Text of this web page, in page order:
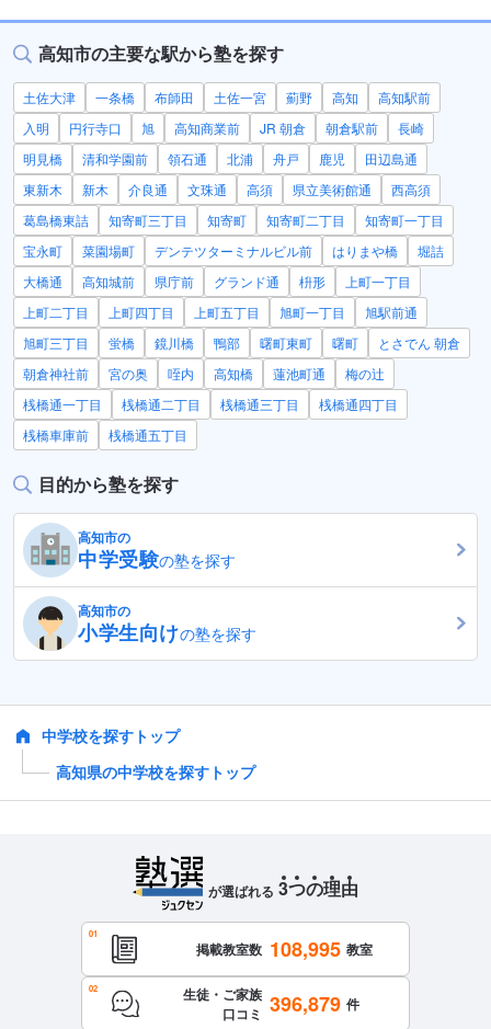
高知市の主要な駅から塾を探す
土佐大津 一条橋 布師田 土佐一宮 薊野 高知
高知駅前
入明
円行寺口 旭 高知商業前 JR 朝倉 朝倉駅前
長崎
明見橋
清和学園前 領石通 北浦 舟戸 鹿児
田辺島通
東新木
新木 介良通 文珠通 高須 県立美術館通
西高須
葛島橋東詰
知寄町三丁目 知寄町 知寄町二丁目
知寄町一丁目
宝永町
菜園場町 デンテツターミナルビル前 はりまや橋
堀詰
大橋通
高知城前 県庁前 グランド通 枡形
上町一丁目
上町二丁目
上町四丁目 上町五丁目 旭町一丁目
旭駅前通
旭町三丁目
蛍橋 鏡川橋 鴨部 曙町東町 曙町
とさでん 朝倉
朝倉神社前
宮の奥 咥内 高知橋 蓮池町通
梅の辻
桟橋通一丁目
桟橋通二丁目 桟橋通三丁目
桟橋通四丁目
桟橋車庫前
桟橋通五丁目
目的から塾を探す
高知市の
中学受験の塾を探す
高知市の
小学生向けの塾を探す
中学校を探すトップ
高知県の中学校を探すトップ
が選ばれる 3つの理由
掲載教室数 108,995 教室
生徒・ご家族
口コミ 396,879 件